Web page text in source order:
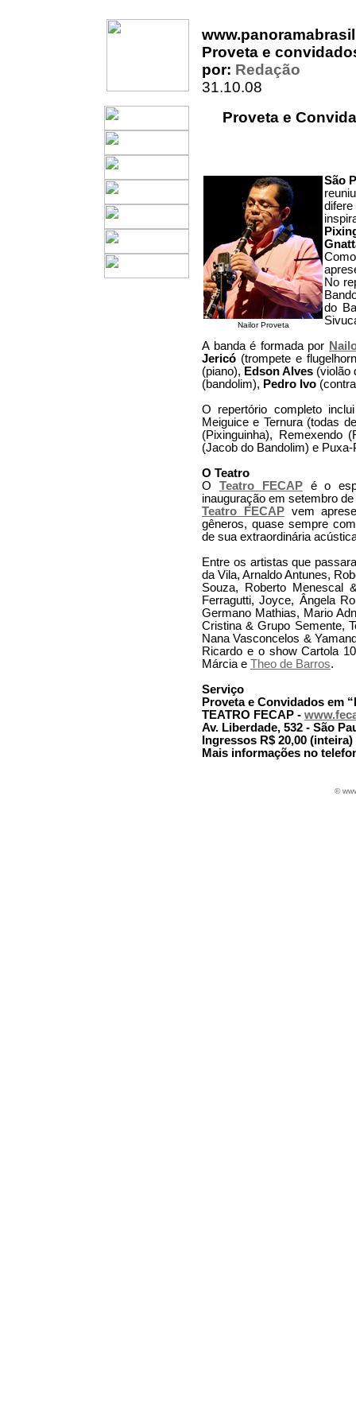
Proveta e
por: Redação
31.10.08
Proveta e
Nailor Proveta
São
No
do
A banda é formada por
Jericó (trompete e
(piano), Edson Alves (violão
(bandolim), Pedro Ivo
O repertório completo
Meiguice e Ternura (todas
(Pixinguinha), Remexendo
(Jacob do Bandolim) e
O Teatro
O Teatro FECAPé o
inauguração em setembro
Teatro FECAPvem
gêneros, quase sempre
de sua extraordinária
Entre os artistas que
da Vila, Arnaldo Antunes,
Souza, Roberto Menescal
Ferragutti, Joyce, Ângela
Germano Mathias, Mario
Cristina & Grupo Semente,
Nana Vasconcelos &
Ricardo e o show Cartola
Márcia e Theo de Barros.
Serviço
Proveta e Convidados em
TEATRO FECAP -
Av. Liberdade, 532 - São
Ingressos R$ 20,00 (inteira)
Mais informações no
©